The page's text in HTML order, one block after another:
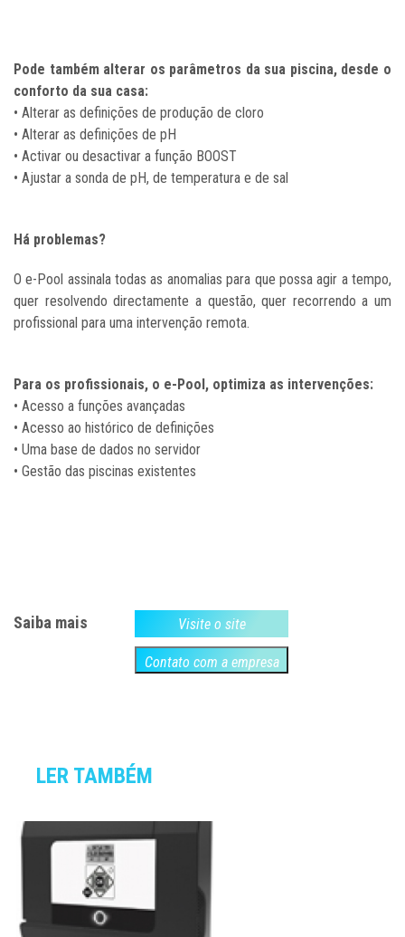
Pode também alterar os parâmetros da sua piscina, desde o
conforto da sua casa:
• Alterar as definições de produção de cloro
• Alterar as definições de pH
• Activar ou desactivar a função BOOST
• Ajustar a sonda de pH, de temperatura e de sal
Há problemas?
O e-Pool assinala todas as anomalias para que possa agir a tempo,
quer resolvendo directamente a questão, quer recorrendo a um
profissional para uma intervenção remota.
Para os profissionais, o e-Pool, optimiza as intervenções:
• Acesso a funções avançadas
• Acesso ao histórico de definições
• Uma base de dados no servidor
• Gestão das piscinas existentes
Saiba mais Visite o site
Contato com a empresa
LER TAMBÉM